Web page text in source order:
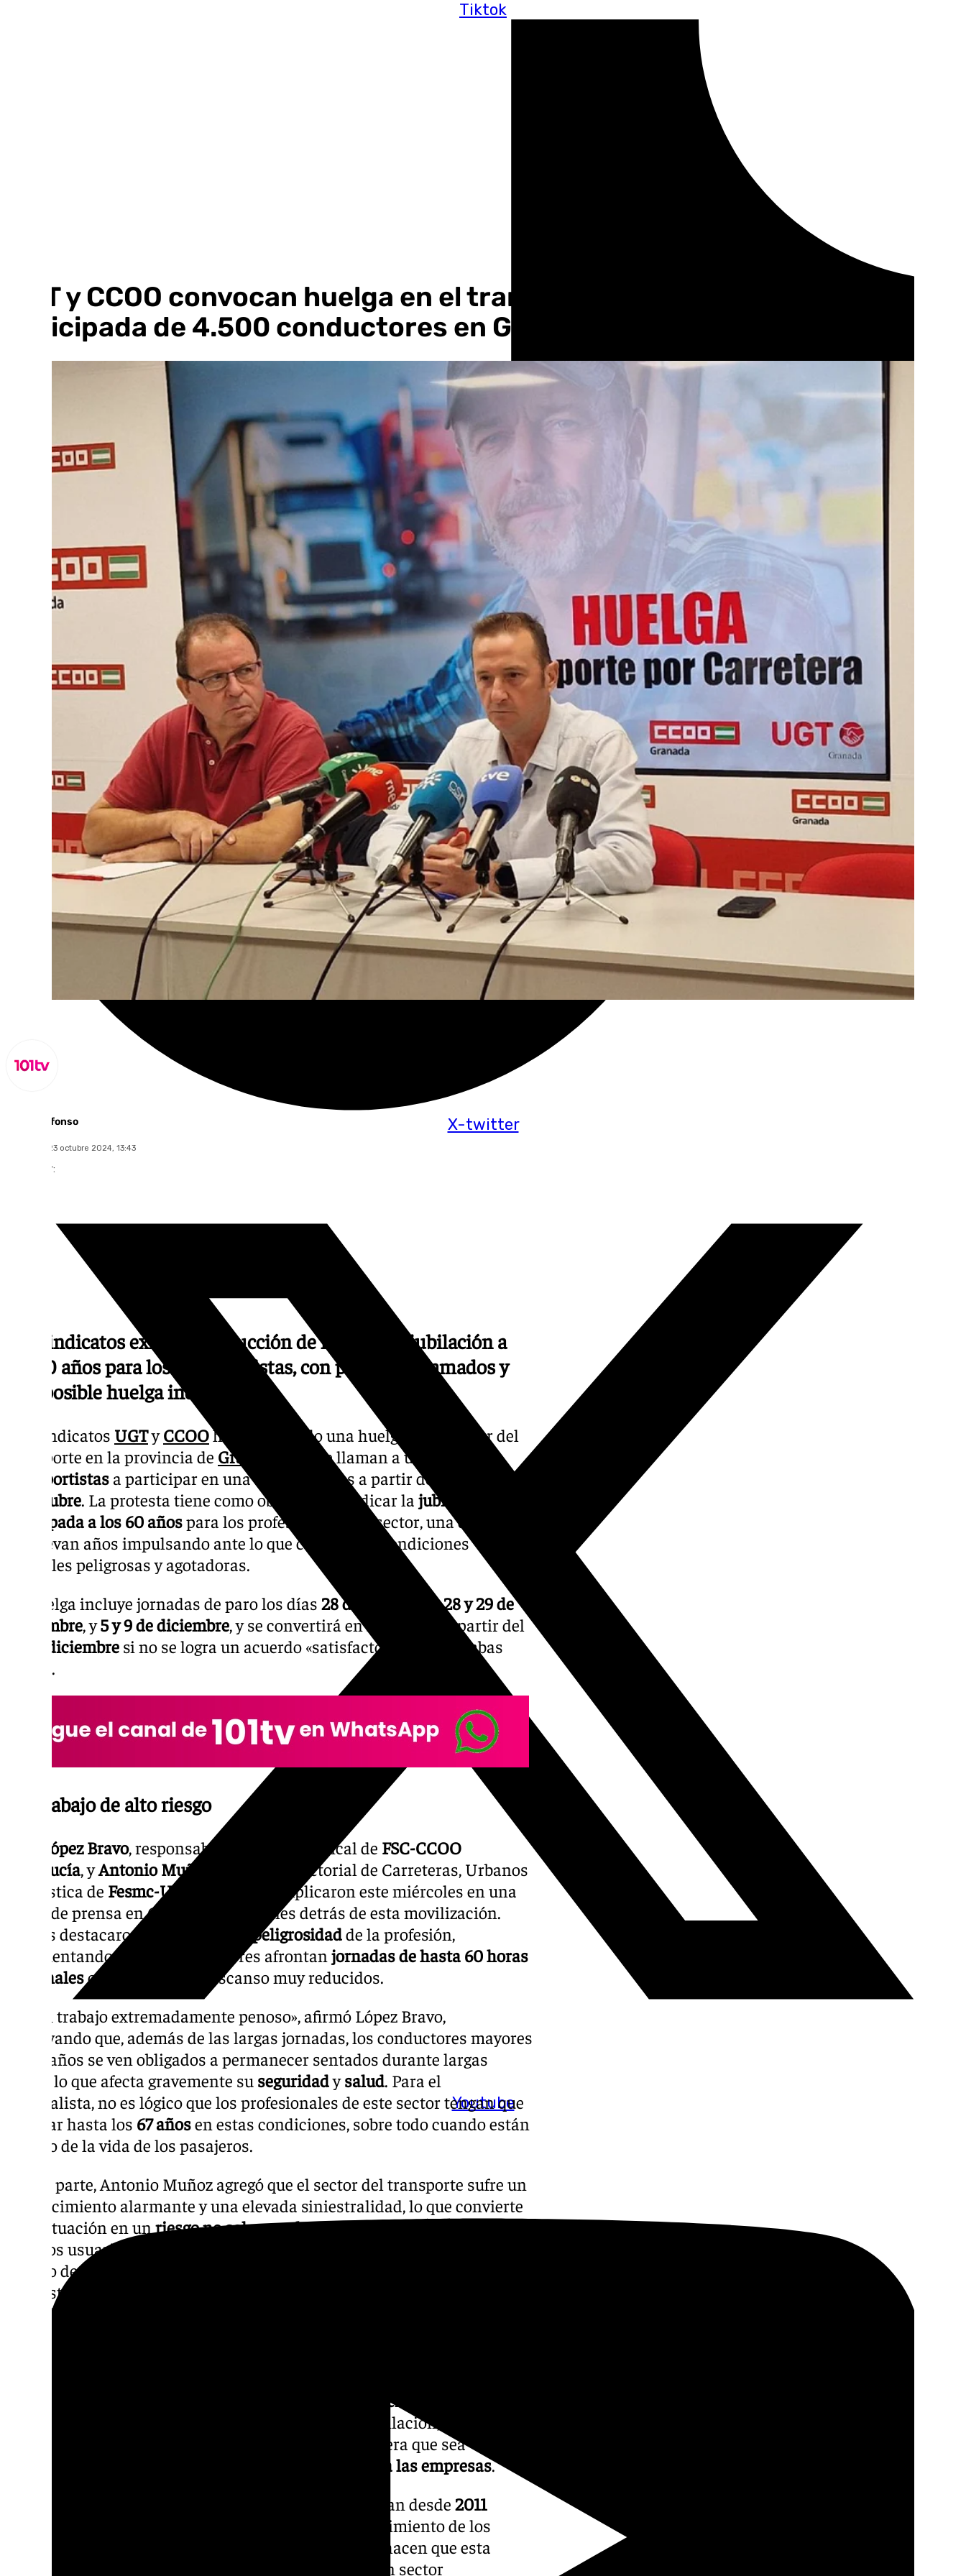
Tiktok
X-twitter
Youtube
UGT y CCOO convocan huelga en el transporte por la jubilación
anticipada de 4.500 conductores en Granada
Miguel Alfonso
miércoles, 23 octubre 2024, 13:43
Compartir:
Los sindicatos exigen la reducción de la edad de jubilación a
los 60 años para los transportistas, con paros programados y
una posible huelga indefinida
Los sindicatos UGTyCCOOhan convocado una huelga en el sector del
transporte en la provincia de Granada , donde llaman a unos
transportistas a participar en una serie de paros a partir del próximo
28
de octubre. La protesta tiene como objetivo reivindicar la jubilación
anticipada a los 60 añospara los profesionales del sector, una demanda
que llevan años impulsando ante lo que consideran condiciones
laborales peligrosas y agotadoras.
La huelga incluye jornadas de paro los días 28 de octubre
11, 28 y 29 de
noviembre, y5 y 9 de diciembre, y se convertirá en
a partir del
23 de diciembre si no se logra un acuerdo «satisfactorio» entre ambas
partes.
Un trabajo de alto riesgo
José López Bravo, responsable de acción sindical de FSC-CCOO
Andalucía, yAntonio Muñoz
, secretario sectorial de Carreteras, Urbanos
y Logística de Fesmc-UGT Andalucía
, explicaron este miércoles en una
rueda de prensa en Granada las razones detrás de esta movilización.
Ambos destacaron la
peligrosidadde la profesión,
argumentando que los conductores afrontan jornadas de hasta 60 horas
semanalescon tiempos de descanso muy reducidos.
«Es un trabajo extremadamente penoso», afirmó López Bravo,
subrayando que, además de las largas jornadas, los conductores mayores
de 60 años se ven obligados a permanecer sentados durante largas
horas, lo que afecta gravemente su seguridadysalud. Para el
sindicalista, no es lógico que los profesionales de este sector tengan que
trabajar hasta los 67 añosen estas condiciones, sobre todo cuando están
a cargo de la vida de los pasajeros.
Por su parte, Antonio Muñoz agregó que el sector del transporte sufre un
envejecimiento alarmante y una elevada siniestralidad, lo que convierte
esta situación en un riesgo no solo para los trabajadores, sino también
para los usuarios y otros actores implicados. Muñoz insistió en que el
trabajo de conductor debe ser reconocido como un empleo de riesgo, lo
que justificaría la aplicación de los
una jubilación anticipada.
negociación de los
para adelantar la edad de jubilación, y la mejora
, de manera que sea
obligatoria para las empresas.
Muñoz señaló que esta lucha no es nueva, ya que llevan desde 2011
reclamando estos derechos. Según explicó, el envejecimiento de los
hacen que esta
huelga sea una «decisión difícil, pero necesaria» en un sector